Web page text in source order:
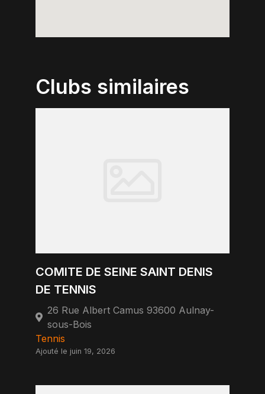
Clubs similaires
COMITE DE SEINE SAINT DENIS
DE TENNIS
26 Rue Albert Camus 93600 Aulnay-
sous-Bois
Tennis
Ajouté le juin 19, 2026